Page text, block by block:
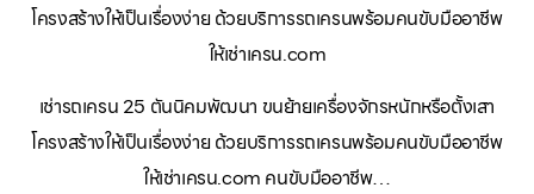
โครงสร้างให้เป็นเรื่องง่าย ด้วยบริการรถเครนพร้อมคนขับมืออาชีพ
ให้เช่าเครน.com
เช่ารถเครน 25 ตันนิคมพัฒนา ขนย้ายเครื่องจักรหนักหรือตั้งเสา
โครงสร้างให้เป็นเรื่องง่าย ด้วยบริการรถเครนพร้อมคนขับมืออาชีพ
ให้เช่าเครน.com คนขับมืออาชีพ…